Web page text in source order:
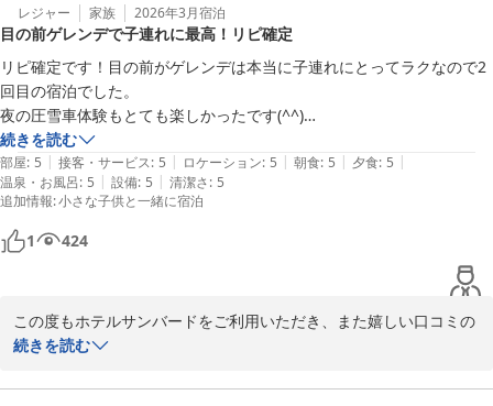
またのお越しをスタッフ一同、心よりお待ちしております。
ド
2026-04-06
当館の貸切風呂が、お子様とのご入浴の際にお役に立てたとのこ
と、何よりでございます。ご家族で安心してゆっくりお過ごしいた
だける空間として、多くのお客様にご好評をいただいておりますの
で、そのように感じていただけたことは私どもにとって大変励みと
なります。
これからもご家族皆様で安心してお過ごしいただける宿を目指して
努めてまいります。
ぜひまた皆様でお越しくださいませ。再びお会いできます日を心よ
りお待ちしております。
１１種類の貸切露天風呂 水上高原／奥利根温泉 ホテルサンバー
ド
2026-04-15
レジャー 家族 2026年3月宿泊
目の前ゲレンデで子連れに最高！リピ確定
リピ確定です！目の前がゲレンデは本当に子連れにとってラクなので2
回目の宿泊でした。
夜の圧雪車体験もとても楽しかったです(^^)
また来シーズンもよろしくお願いします！
続きを読む
部屋: 5 | 接客・サービス: 5 | ロケーション: 5 | 朝食: 5 | 夕食: 5 |
温泉・お風呂: 5 | 設備: 5 | 清潔さ: 5
追加情報:小さな子供と一緒に宿泊
1 424
この度もホテルサンバードをご利用いただき、また嬉しい口コミの
ご投稿をいただき誠にありがとうございます。
「リピ確定」とのお言葉、そして2度目のご宿泊とのこと、スタッ
続きを読む